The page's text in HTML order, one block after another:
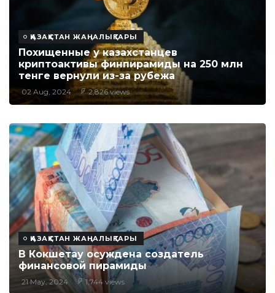
ҚАЗАҚСТАН ЖАҢАЛЫҚТАРЫ
Похищенные у казахстанцев
криптоактивы финпирамиды на 250 млн
тенге вернули из-за рубежа
02 Aug, 2024 2,826 views
ҚАЗАҚСТАН ЖАҢАЛЫҚТАРЫ
В Кокшетау осуждена создатель
финансовой пирамиды
21 May, 2024 1,744 views